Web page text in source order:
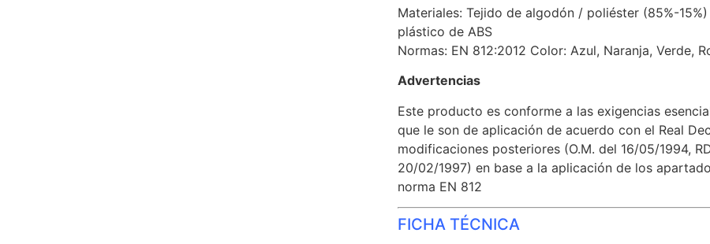
Materiales: Tejido de algodón / poliéster (85%-
plástico de ABS
Normas: EN 812:2012 Color: Azul, Naranja, Verde,
Advertencias
Este producto es conforme a las exigencias
que le son de aplicación de acuerdo con el Real
modificaciones posteriores (O.M. del 16/05/1994,
20/02/1997) en base a la aplicación de los
norma EN 812
FICHA TÉCNICA